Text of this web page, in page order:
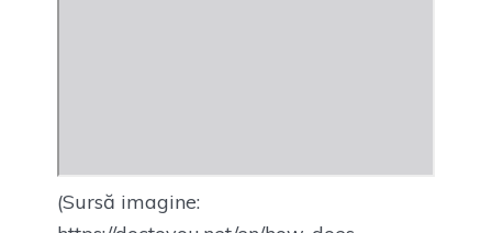
(Sursă imagine: